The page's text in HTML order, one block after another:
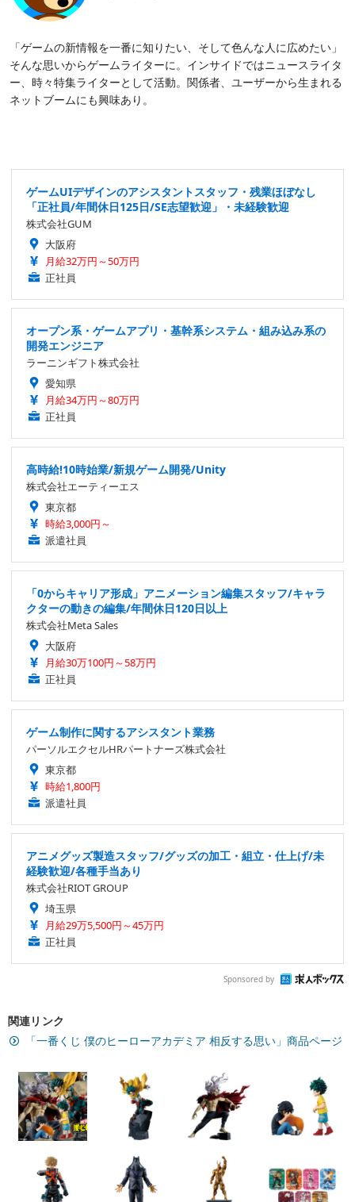
「ゲームの新情報を一番に知りたい、そして色んな人に広めたい」
そんな思いからゲームライターに。インサイドではニュースライタ
ー、時々特集ライターとして活動。関係者、ユーザーから生まれる
ネットブームにも興味あり。
ゲームUIデザインのアシスタントスタッフ・残業ほぼなし
「正社員/年間休日125日/SE志望歓迎」・未経験歓迎
株式会社GUM
大阪府
月給32万円～50万円
正社員
オープン系・ゲームアプリ・基幹系システム・組み込み系の
開発エンジニア
ラーニンギフト株式会社
愛知県
月給34万円～80万円
正社員
高時給!10時始業/新規ゲーム開発/Unity
株式会社エーティーエス
東京都
時給3,000円～
派遣社員
「0からキャリア形成」アニメーション編集スタッフ/キャラ
クターの動きの編集/年間休日120日以上
株式会社Meta Sales
大阪府
月給30万100円～58万円
正社員
ゲーム制作に関するアシスタント業務
パーソルエクセルHRパートナーズ株式会社
東京都
時給1,800円
派遣社員
アニメグッズ製造スタッフ/グッズの加工・組立・仕上げ/未
経験歓迎/各種手当あり
株式会社RIOT GROUP
埼玉県
月給29万5,500円～45万円
正社員
Sponsored by
関連リンク
「一番くじ 僕のヒーローアカデミア 相反する思い」商品ページ